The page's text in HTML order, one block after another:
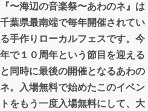
まちづくり・地域活性化
CAMPFIRE for Social Good
CAMPFIREふるさと納税
『〜海辺の音楽祭〜あわのネ』は
千葉県最南端で毎年開催されてい
る手作りローカルフェスです。今
年で１０周年という節目を迎える
と同時に最後の開催となるあわの
ネ。入場無料で始めたこのイベン
トをもう一度入場無料にして、大